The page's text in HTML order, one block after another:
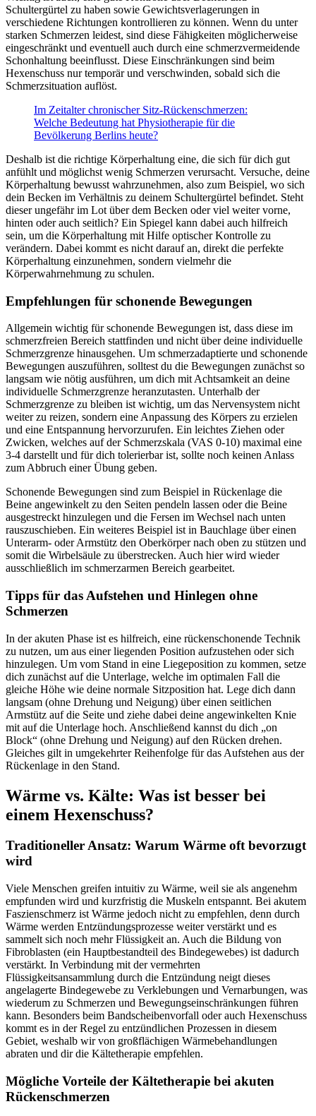
Schultergürtel zu haben sowie Gewichtsverlagerungen in
verschiedene Richtungen kontrollieren zu können. Wenn du unter
starken Schmerzen leidest, sind diese Fähigkeiten möglicherweise
eingeschränkt und eventuell auch durch eine schmerzvermeidende
Schonhaltung beeinflusst. Diese Einschränkungen sind beim
Hexenschuss nur temporär und verschwinden, sobald sich die
Schmerzsituation auflöst.
Im Zeitalter chronischer Sitz-Rückenschmerzen:
Welche Bedeutung hat Physiotherapie für die
Bevölkerung Berlins heute?
Deshalb ist die richtige Körperhaltung eine, die sich für dich gut
anfühlt und möglichst wenig Schmerzen verursacht. Versuche, deine
Körperhaltung bewusst wahrzunehmen, also zum Beispiel, wo sich
dein Becken im Verhältnis zu deinem Schultergürtel befindet. Steht
dieser ungefähr im Lot über dem Becken oder viel weiter vorne,
hinten oder auch seitlich? Ein Spiegel kann dabei auch hilfreich
sein, um die Körperhaltung mit Hilfe optischer Kontrolle zu
verändern. Dabei kommt es nicht darauf an, direkt die perfekte
Körperhaltung einzunehmen, sondern vielmehr die
Körperwahrnehmung zu schulen.
Empfehlungen für schonende Bewegungen
Allgemein wichtig für schonende Bewegungen ist, dass diese im
schmerzfreien Bereich stattfinden und nicht über deine individuelle
Schmerzgrenze hinausgehen. Um schmerzadaptierte und schonende
Bewegungen auszuführen, solltest du die Bewegungen zunächst so
langsam wie nötig ausführen, um dich mit Achtsamkeit an deine
individuelle Schmerzgrenze heranzutasten. Unterhalb der
Schmerzgrenze zu bleiben ist wichtig, um das Nervensystem nicht
weiter zu reizen, sondern eine Anpassung des Körpers zu erzielen
und eine Entspannung hervorzurufen. Ein leichtes Ziehen oder
Zwicken, welches auf der Schmerzskala (VAS 0-10) maximal eine
3-4 darstellt und für dich tolerierbar ist, sollte noch keinen Anlass
zum Abbruch einer Übung geben.
Schonende Bewegungen sind zum Beispiel in Rückenlage die
Beine angewinkelt zu den Seiten pendeln lassen oder die Beine
ausgestreckt hinzulegen und die Fersen im Wechsel nach unten
rauszuschieben. Ein weiteres Beispiel ist in Bauchlage über einen
Unterarm- oder Armstütz den Oberkörper nach oben zu stützen und
somit die Wirbelsäule zu überstrecken. Auch hier wird wieder
ausschließlich im schmerzarmen Bereich gearbeitet.
Tipps für das Aufstehen und Hinlegen ohne
Schmerzen
In der akuten Phase ist es hilfreich, eine rückenschonende Technik
zu nutzen, um aus einer liegenden Position aufzustehen oder sich
hinzulegen. Um vom Stand in eine Liegeposition zu kommen, setze
dich zunächst auf die Unterlage, welche im optimalen Fall die
gleiche Höhe wie deine normale Sitzposition hat. Lege dich dann
langsam (ohne Drehung und Neigung) über einen seitlichen
Armstütz auf die Seite und ziehe dabei deine angewinkelten Knie
mit auf die Unterlage hoch. Anschließend kannst du dich „on
Block“ (ohne Drehung und Neigung) auf den Rücken drehen.
Gleiches gilt in umgekehrter Reihenfolge für das Aufstehen aus der
Rückenlage in den Stand.
Wärme vs. Kälte: Was ist besser bei
einem Hexenschuss?
Traditioneller Ansatz: Warum Wärme oft bevorzugt
wird
Viele Menschen greifen intuitiv zu Wärme, weil sie als angenehm
empfunden wird und kurzfristig die Muskeln entspannt. Bei akutem
Faszienschmerz ist Wärme jedoch nicht zu empfehlen, denn durch
Wärme werden Entzündungsprozesse weiter verstärkt und es
sammelt sich noch mehr Flüssigkeit an. Auch die Bildung von
Fibroblasten (ein Hauptbestandteil des Bindegewebes) ist dadurch
verstärkt. In Verbindung mit der vermehrten
Flüssigkeitsansammlung durch die Entzündung neigt dieses
angelagerte Bindegewebe zu Verklebungen und Vernarbungen, was
wiederum zu Schmerzen und Bewegungseinschränkungen führen
kann. Besonders beim Bandscheibenvorfall oder auch Hexenschuss
kommt es in der Regel zu entzündlichen Prozessen in diesem
Gebiet, weshalb wir von großflächigen Wärmebehandlungen
abraten und dir die Kältetherapie empfehlen.
Mögliche Vorteile der Kältetherapie bei akuten
Rückenschmerzen